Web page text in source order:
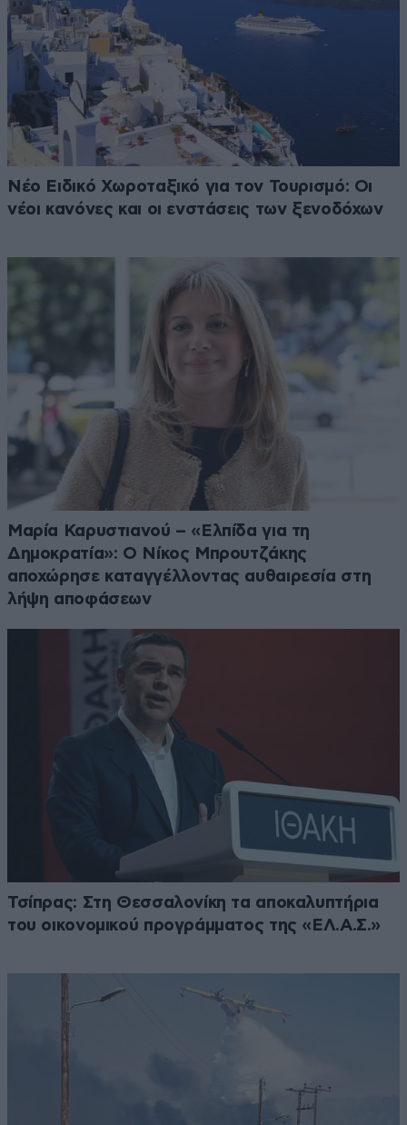
Νέο Ειδικό Χωροταξικό για τον Τουρισμό: Οι
νέοι κανόνες και οι ενστάσεις των ξενοδόχων
Μαρία Καρυστιανού – «Ελπίδα για τη
Δημοκρατία»: Ο Νίκος Μπρουτζάκης
αποχώρησε καταγγέλλοντας αυθαιρεσία στη
λήψη αποφάσεων
Τσίπρας: Στη Θεσσαλονίκη τα αποκαλυπτήρια
του οικονομικού προγράμματος της «ΕΛ.Α.Σ.»